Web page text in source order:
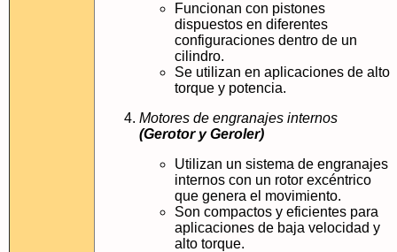
Funcionan con pistones
dispuestos en diferentes
configuraciones dentro de un
cilindro.
Se utilizan en aplicaciones de alto
torque y potencia.
Motores de engranajes internos
(Gerotor y Geroler)
Utilizan un sistema de engranajes
internos con un rotor excéntrico
que genera el movimiento.
Son compactos y eficientes para
aplicaciones de baja velocidad y
alto torque.